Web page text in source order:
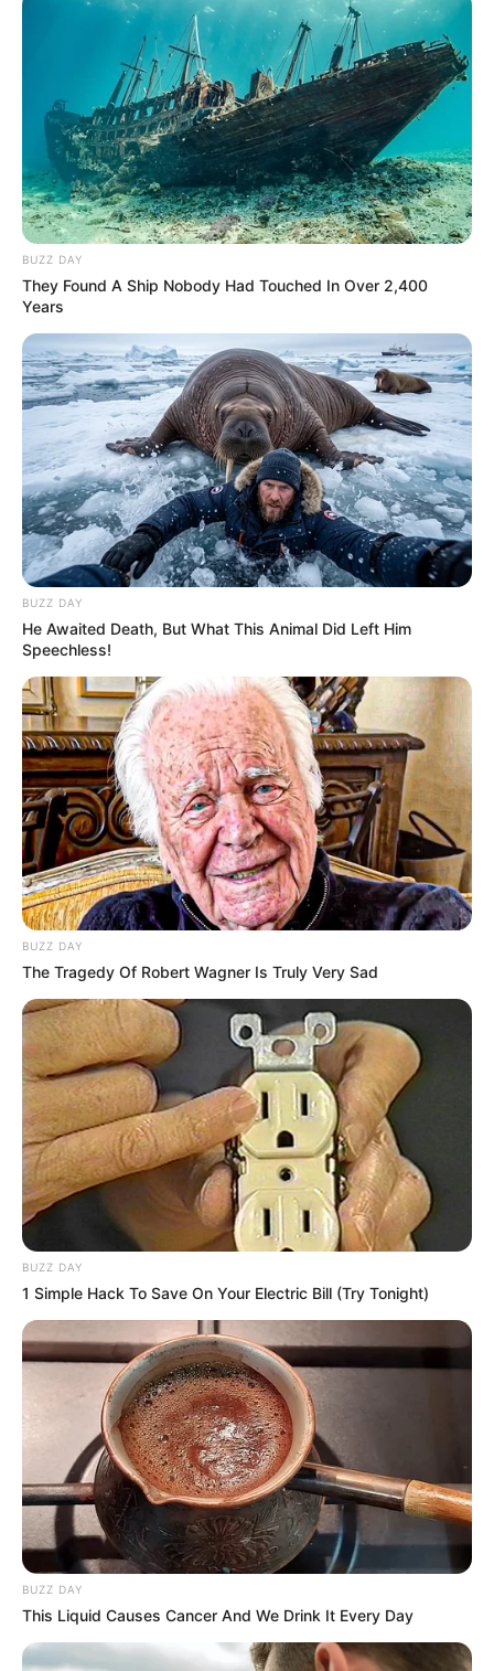
BUZZ DAY
They Found A Ship Nobody Had Touched In Over 2,400
Years
BUZZ DAY
He Awaited Death, But What This Animal Did Left Him
Speechless!
BUZZ DAY
The Tragedy Of Robert Wagner Is Truly Very Sad
BUZZ DAY
1 Simple Hack To Save On Your Electric Bill (Try Tonight)
BUZZ DAY
This Liquid Causes Cancer And We Drink It Every Day